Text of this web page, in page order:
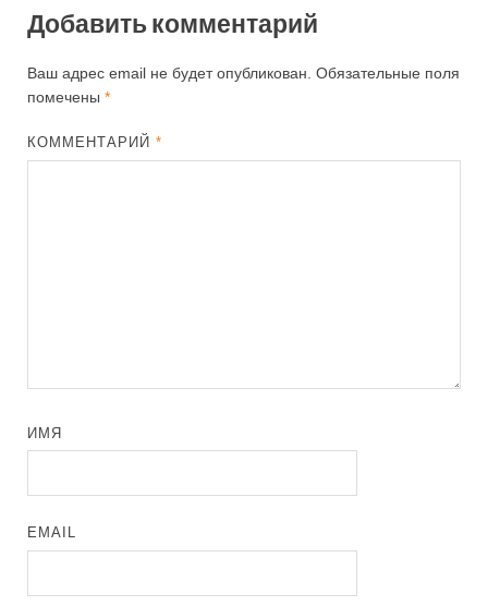
Добавить комментарий
Ваш адрес email не будет опубликован. Обязательные поля
помечены *
КОММЕНТАРИЙ*
ИМЯ
EMAIL